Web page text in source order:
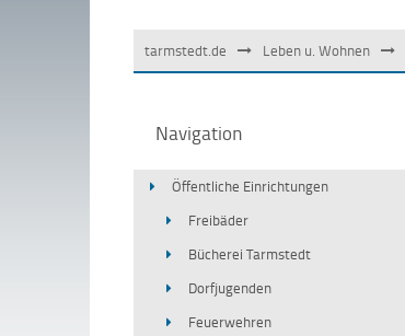
tarmstedt.de Leben u. Wohnen
Navigation
Öffentliche Einrichtungen
Freibäder
Bücherei Tarmstedt
Dorfjugenden
Feuerwehren